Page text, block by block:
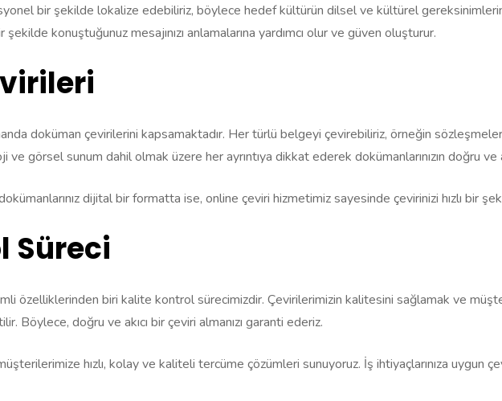
bir şekilde lokalize edebiliriz, böylece hedef kültürün dilsel ve kültürel
konuştuğunuz mesajınızı anlamalarına yardımcı olur ve güven oluşturur.
doküman çevirilerini kapsamaktadır. Her türlü belgeyi çevirebiliriz, örneğin
ve görsel sunum dahil olmak üzere her ayrıntıya dikkat ederek dokümanlarınızın doğru
dijital bir formatta ise, online çeviri hizmetimiz sayesinde çevirinizi hızlı bir
Süreci
özelliklerinden biri kalite kontrol sürecimizdir. Çevirilerimizin kalitesini sağlamak ve
Böylece, doğru ve akıcı bir çeviri almanızı garanti ederiz.
hızlı, kolay ve kaliteli tercüme çözümleri sunuyoruz. İş ihtiyaçlarınıza uygun